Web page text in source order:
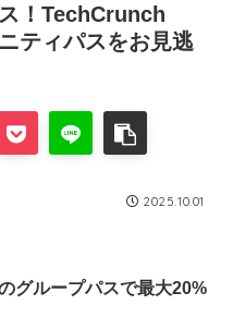
！TechCrunch
ティパスをお見逃
2025.10.01
グループパスで最大20%